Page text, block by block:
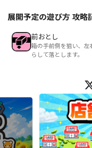
展開予定の遊び方 攻略
前おとし
箱の手前側を狙い、左
らして落とします。